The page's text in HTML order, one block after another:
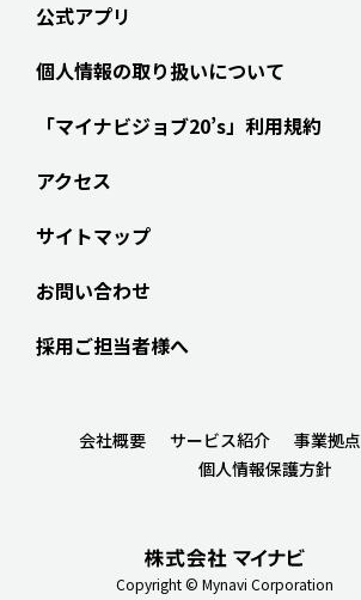
公式アプリ
個人情報の取り扱いについて
「マイナビジョブ20’s」利用規約
アクセス
サイトマップ
お問い合わせ
採用ご担当者様へ
Copyright © Mynavi Corporation
会社概要 サービス紹介 事業拠点
個人情報保護方針